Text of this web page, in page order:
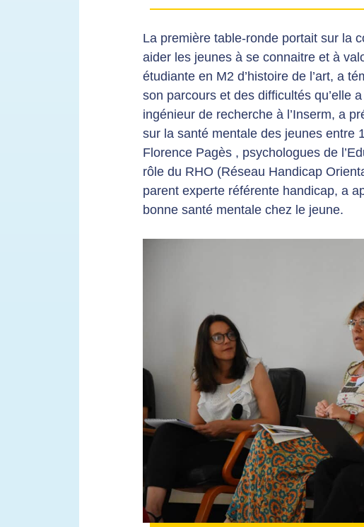
La première table-ronde portait sur la
aider les jeunes à se connaitre et à
étudiante en M2 d’histoire de l’art, a
son parcours et des difficultés qu’elle
ingénieur de recherche à l’Inserm, a
sur la santé mentale des jeunes entre
Florence Pagès , psychologues de
rôle du RHO (Réseau Handicap
parent experte référente handicap, a
bonne santé mentale chez le jeune.